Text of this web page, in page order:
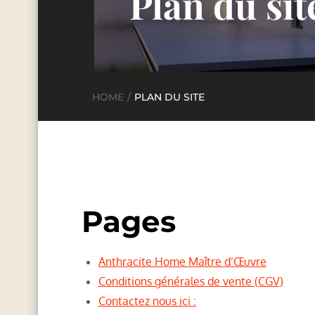
HOME PLAN DU SITE
Pages
Anthracite Home Maître d’Œuvre
Conditions générales de vente (CGV)
Contactez nous ici :